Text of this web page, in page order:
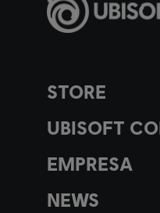
STORE
UBISOFT
EMPRESA
NEWS